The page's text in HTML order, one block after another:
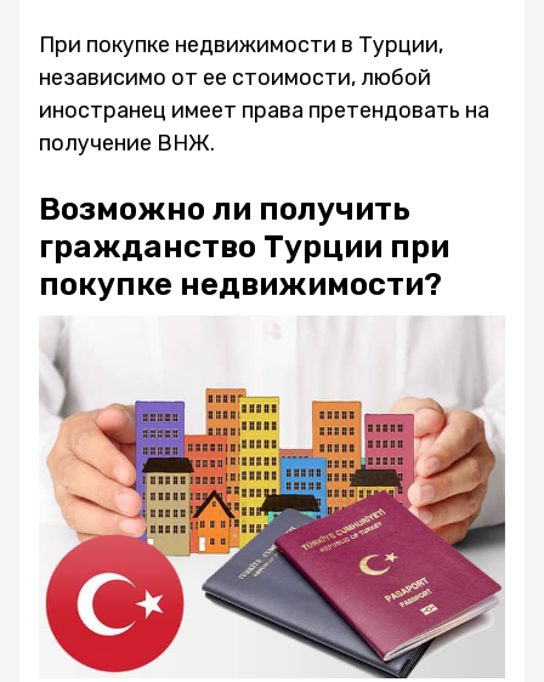
При покупке недвижимости в Турции,
независимо от ее стоимости, любой
иностранец имеет права претендовать на
получение ВНЖ.
Возможно ли получить
гражданство Турции при
покупке недвижимости?